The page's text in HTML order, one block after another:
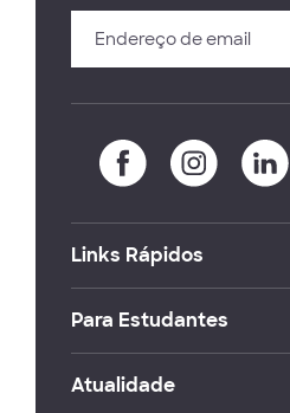
Links Rápidos
Para Estudantes
Atualidade